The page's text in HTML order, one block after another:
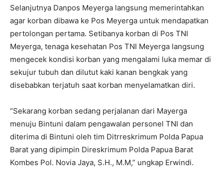
Selanjutnya Danpos Meyerga langsung memerintahkan
agar korban dibawa ke Pos Meyerga untuk mendapatkan
pertolongan pertama. Setibanya korban di Pos TNI
Meyerga, tenaga kesehatan Pos TNI Meyerga langsung
mengecek kondisi korban yang mengalami luka memar di
sekujur tubuh dan dilutut kaki kanan bengkak yang
disebabkan terjatuh saat korban menyelamatkan diri.
“Sekarang korban sedang perjalanan dari Mayerga
menuju Bintuni dalam pengawalan personel TNI dan
diterima di Bintuni oleh tim Ditrreskrimum Polda Papua
Barat yang dipimpin Direskrimum Polda Papua Barat
Kombes Pol. Novia Jaya, S.H., M.M,” ungkap Erwindi.